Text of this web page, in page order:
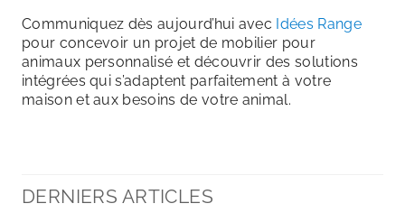
Communiquez dès aujourd’hui avec Idées Range
pour concevoir un projet de mobilier pour
animaux personnalisé et découvrir des solutions
intégrées qui s’adaptent parfaitement à votre
maison et aux besoins de votre animal.
DERNIERS ARTICLES